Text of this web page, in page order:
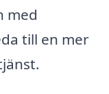
med
till en mer